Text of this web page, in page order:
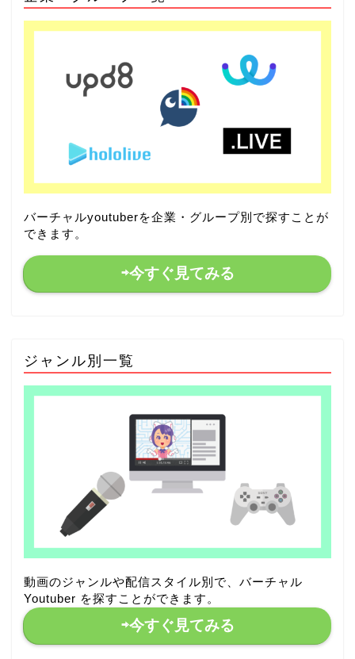
バーチャルyoutuberを企業・グループ別で探すことが
できます。
⇨今すぐ見てみる
ジャンル別一覧
動画のジャンルや配信スタイル別で、バーチャル
Youtuber を探すことができます。
⇨今すぐ見てみる